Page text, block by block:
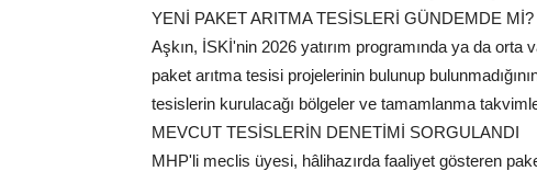
YENİ PAKET ARITMA TESİSLERİ GÜNDEMDE Mİ?
Aşkın, İSKİ'nin 2026 yatırım programında ya da orta
paket arıtma tesisi projelerinin bulunup
tesislerin kurulacağı bölgeler ve tamamlanma
MEVCUT TESİSLERİN DENETİMİ SORGULANDI
MHP'li meclis üyesi, hâlihazırda faaliyet gösteren